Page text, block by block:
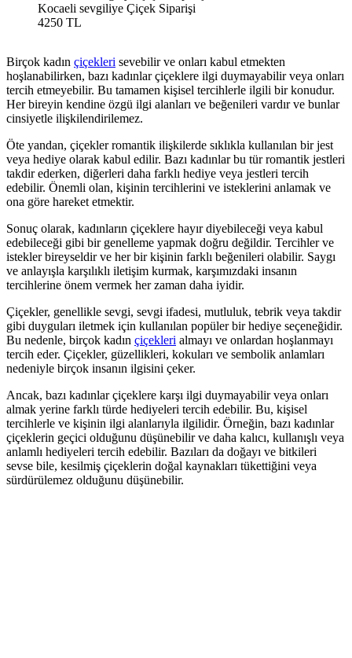
Kocaeli sevgiliye Çiçek Siparişi
4250 TL
Birçok kadın çiçekleri sevebilir ve onları kabul etmekten
hoşlanabilirken, bazı kadınlar çiçeklere ilgi duymayabilir veya onları
tercih etmeyebilir. Bu tamamen kişisel tercihlerle ilgili bir konudur.
Her bireyin kendine özgü ilgi alanları ve beğenileri vardır ve bunlar
cinsiyetle ilişkilendirilemez.
Öte yandan, çiçekler romantik ilişkilerde sıklıkla kullanılan bir jest
veya hediye olarak kabul edilir. Bazı kadınlar bu tür romantik jestleri
takdir ederken, diğerleri daha farklı hediye veya jestleri tercih
edebilir. Önemli olan, kişinin tercihlerini ve isteklerini anlamak ve
ona göre hareket etmektir.
Sonuç olarak, kadınların çiçeklere hayır diyebileceği veya kabul
edebileceği gibi bir genelleme yapmak doğru değildir. Tercihler ve
istekler bireyseldir ve her bir kişinin farklı beğenileri olabilir. Saygı
ve anlayışla karşılıklı iletişim kurmak, karşımızdaki insanın
tercihlerine önem vermek her zaman daha iyidir.
Çiçekler, genellikle sevgi, sevgi ifadesi, mutluluk, tebrik veya takdir
gibi duyguları iletmek için kullanılan popüler bir hediye seçeneğidir.
Bu nedenle, birçok kadın çiçekleri almayı ve onlardan hoşlanmayı
tercih eder. Çiçekler, güzellikleri, kokuları ve sembolik anlamları
nedeniyle birçok insanın ilgisini çeker.
Ancak, bazı kadınlar çiçeklere karşı ilgi duymayabilir veya onları
almak yerine farklı türde hediyeleri tercih edebilir. Bu, kişisel
tercihlerle ve kişinin ilgi alanlarıyla ilgilidir. Örneğin, bazı kadınlar
çiçeklerin geçici olduğunu düşünebilir ve daha kalıcı, kullanışlı veya
anlamlı hediyeleri tercih edebilir. Bazıları da doğayı ve bitkileri
sevse bile, kesilmiş çiçeklerin doğal kaynakları tükettiğini veya
sürdürülemez olduğunu düşünebilir.